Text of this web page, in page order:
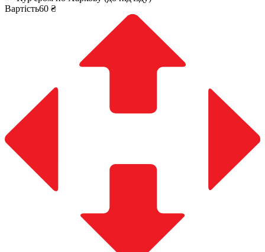
Вартість60 ₴